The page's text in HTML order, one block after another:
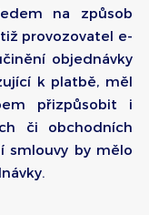
na způsob
provozovatel e-
objednávky
k platbě, měl
přizpůsobit i
či obchodních
smlouvy by mělo